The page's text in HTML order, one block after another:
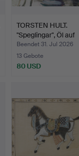
TORSTEN HULT.
"Speglingar", Öl auf
Leinwan…
Beendet 31. Jul 2026
13 Gebote
80 USD